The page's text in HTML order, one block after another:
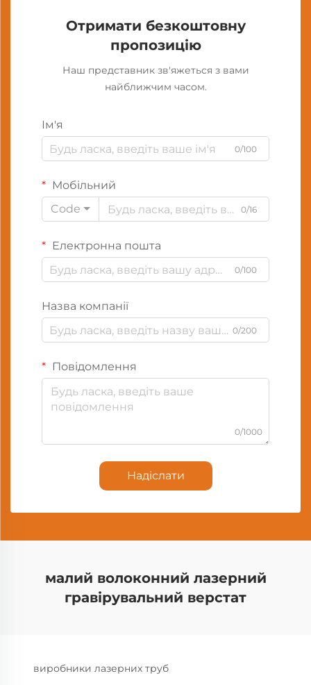
Отримати безкоштовну
пропозицію
Наш представник зв'яжеться з вами
найближчим часом.
Ім'я
0/100
Мобільний
Code
0/16
Електронна пошта
0/100
Назва компанії
0/200
Повідомлення
0/1000
Надіслати
малий волоконний лазерний
гравірувальний верстат
виробники лазерних труб